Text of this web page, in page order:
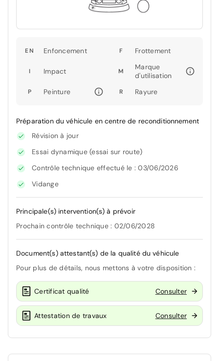
EN Enfoncement F Frottement
I Impact M
Marque
d'utilisation
P Peinture R Rayure
Préparation du véhicule en centre de reconditionnement
Révision à jour
Essai dynamique (essai sur route)
Contrôle technique effectué le : 03/06/2026
Vidange
Principale(s) intervention(s) à prévoir
Prochain contrôle technique : 02/06/2028
Document(s) attestant(s) de la qualité du véhicule
Pour plus de détails, nous mettons à votre disposition :
Certificat qualité Consulter
Attestation de travaux Consulter